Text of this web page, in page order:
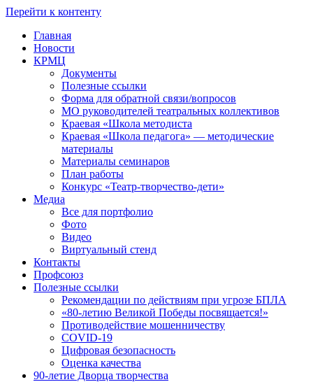
Перейти к контенту
Главная
Новости
КРМЦ
Документы
Полезные ссылки
Форма для обратной связи/вопросов
МО руководителей театральных коллективов
Краевая «Школа методиста
Краевая «Школа педагога» — методические
материалы
Материалы семинаров
План работы
Конкурс «Театр-творчество-дети»
Медиа
Все для портфолио
Фото
Видео
Виртуальный стенд
Контакты
Профсоюз
Полезные ссылки
Рекомендации по действиям при угрозе БПЛА
«80-летию Великой Победы посвящается!»
Противодействие мошенничеству
COVID-19
Цифровая безопасность
Оценка качества
90-летие Дворца творчества